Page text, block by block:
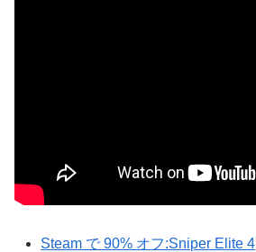
Steam で 90% オフ:Sniper Elite 4